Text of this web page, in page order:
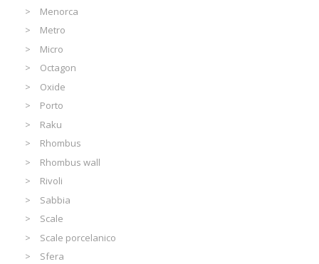
Menorca
Metro
Micro
Octagon
Oxide
Porto
Raku
Rhombus
Rhombus wall
Rivoli
Sabbia
Scale
Scale porcelanico
Sfera